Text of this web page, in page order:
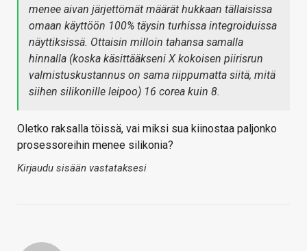
menee aivan järjettömät määrät hukkaan tällaisissa
omaan käyttöön 100% täysin turhissa integroiduissa
näyttiksissä. Ottaisin milloin tahansa samalla
hinnalla (koska käsittääkseni X kokoisen piirisrun
valmistuskustannus on sama riippumatta siitä, mitä
siihen silikonille leipoo) 16 corea kuin 8.
Oletko raksalla töissä, vai miksi sua kiinostaa paljonko
prosessoreihin menee silikonia?
Kirjaudu sisään vastataksesi